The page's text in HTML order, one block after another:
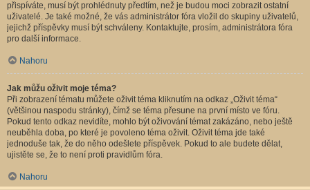
přispíváte, musí být prohlédnuty předtím, než je budou moci zobrazit ostatní
uživatelé. Je také možné, že vás administrátor fóra vložil do skupiny uživatelů,
jejichž příspěvky musí být schváleny. Kontaktujte, prosím, administrátora fóra
pro další informace.
Nahoru
Jak můžu oživit moje téma?
Při zobrazení tématu můžete oživit téma kliknutím na odkaz „Oživit téma“
(většinou naspodu stránky), čímž se téma přesune na první místo ve fóru.
Pokud tento odkaz nevidíte, mohlo být oživování témat zakázáno, nebo ještě
neuběhla doba, po které je povoleno téma oživit. Oživit téma jde také
jednoduše tak, že do něho odešlete příspěvek. Pokud to ale budete dělat,
ujistěte se, že to není proti pravidlům fóra.
Nahoru